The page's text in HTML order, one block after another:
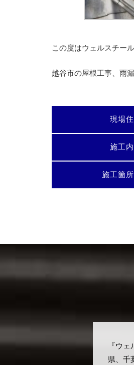
この度はウェルスチー
越谷市の屋根工事、雨
現場
施工
施工箇
『ウ
県、千